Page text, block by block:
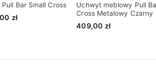
Bar Small Cross
złZakres
do
Uchwyt meblowy Pull
Cross Metalowy Czarny
409,00 zł